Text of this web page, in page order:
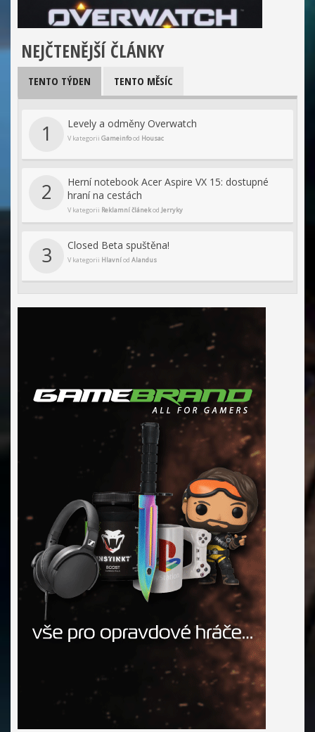
NEJČTENĚJŠÍ ČLÁNKY
TENTO TÝDEN TENTO MĚSÍC
1 Levely a odměny Overwatch
V kategorii Gameinfood Housac
2
Herní notebook Acer Aspire VX 15: dostupné
hraní na cestách
V kategorii Reklamní článekod Jerryky
3 Closed Beta spuštěna!
V kategorii Hlavníod Alandus